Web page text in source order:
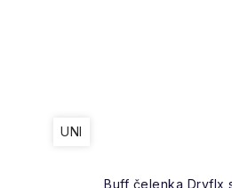
Buff čelenka Dryflx
UNI